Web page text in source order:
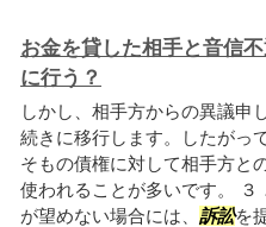
お金を貸した相手と音信
に行う？
しかし、相手方からの異議申
続きに移行します。したがっ
そもの債権に対して相手方と
使われることが多いです。 ３
が望めない場合には、 訴訟を